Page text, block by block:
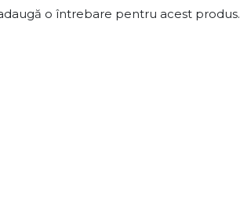
o întrebare pentru acest produs.